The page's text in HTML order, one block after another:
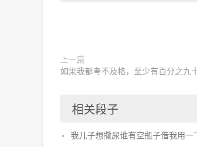
上一篇
如果我都考不及格，至少有百分之九
相关段子
我儿子想撒尿谁有空瓶子借我用一